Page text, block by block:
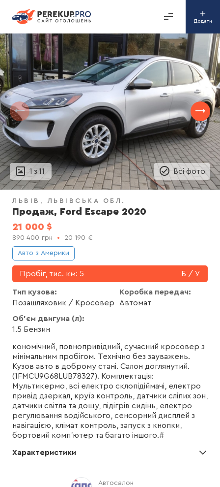
Додати
1 з 11 Всі фото
ЛЬВІВ ЛЬВІВСЬКА ОБЛ.
Продаж, Ford Escape 2020
21 000 $
890 400 грн 20 190 €
Авто з Америки
Пробіг, тис. км: 5 Б / У
Тип кузова:
Позашляховик / Кросовер
Коробка передач:
Автомат
Об'єм двигуна (л):
1.5 Бензин
кономічний, повнопривідний, сучасний кросовер з
мінімальним пробігом. Технічно без зауважень.
Кузов авто в доброму стані. Салон доглянутий.
(1FMCU9G68LUB78327). Комплектація:
Мультикермо, всі електро склопідіймачі, електро
привід дзеркал, круїз контроль, датчики сліпих зон,
датчики світла та дощу, підігрів сидінь, електро
регулювання водійського, сенсорний дисплей з
навігацією, клімат контроль, запуск з кнопки,
бортовий комп'ютер та багато іншого.#
Характеристики
Автосалон